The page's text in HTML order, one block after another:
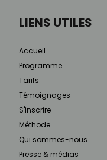
LIENS UTILES
Accueil
Programme
Tarifs
Témoignages
S'inscrire
Méthode
Qui sommes-nous
Presse & médias